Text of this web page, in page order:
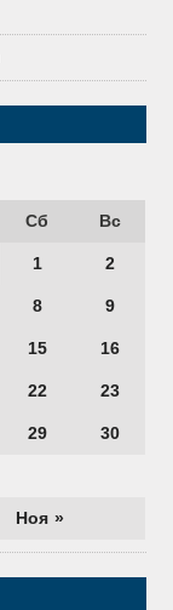
Сб Вс
Ноя »
1 2
8 9
15 16
22 23
29 30